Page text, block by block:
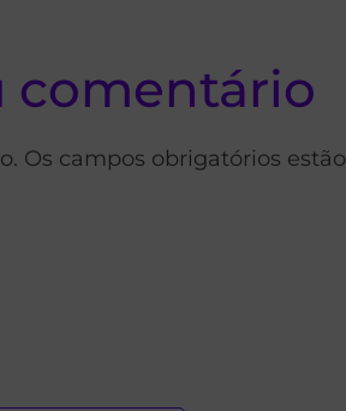
comentário
Os campos obrigatórios